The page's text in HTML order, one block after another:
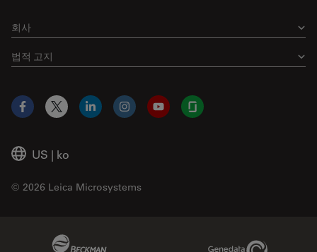
회사
법적 고지
US | ko
© 2026 Leica Microsystems
Facebook
X LinkedInInstagramYouTubeGlassdoor
Genedata Link